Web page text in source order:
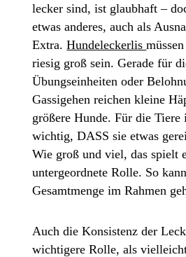
lecker sind, ist glaubhaft –
etwas anderes, auch als
Extra.Hundeleckerlis
riesig groß sein. Gerade für
Übungseinheiten oder
Gassigehen reichen kleine
größere Hunde. Für die
wichtig, DASS sie etwas
Wie groß und viel, das spielt
untergeordnete Rolle. So
Gesamtmenge im Rahmen
Auch die Konsistenz der
wichtigere Rolle, als